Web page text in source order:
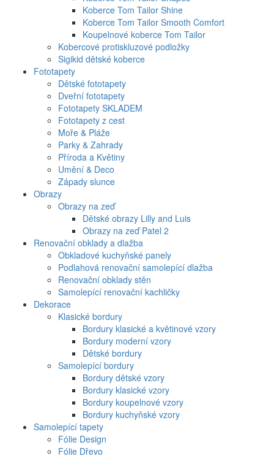
Koberce Tom Tailor Shine
Koberce Tom Tailor Smooth Comfort
Koupelnové koberce Tom Tailor
Kobercové protiskluzové podložky
Sigikid dětské koberce
Fototapety
Dětské fototapety
Dveřní fototapety
Fototapety SKLADEM
Fototapety z cest
Moře & Pláže
Parky & Zahrady
Příroda a Květiny
Umění & Deco
Západy slunce
Obrazy
Obrazy na zeď
Dětské obrazy Lilly and Luis
Obrazy na zeď Patel 2
Renovační obklady a dlažba
Obkladové kuchyňské panely
Podlahová renovační samolepící dlažba
Renovační obklady stěn
Samolepící renovační kachličky
Dekorace
Klasické bordury
Bordury klasické a květinové vzory
Bordury moderní vzory
Dětské bordury
Samolepící bordury
Bordury dětské vzory
Bordury klasické vzory
Bordury koupelnové vzory
Bordury kuchyňské vzory
Samolepící tapety
Fólie Design
Fólie Dřevo